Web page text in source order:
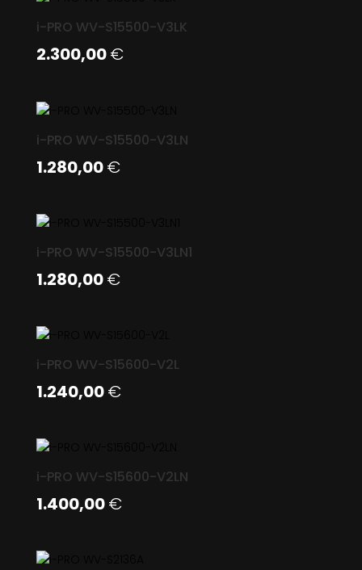
i-PRO WV-S15500-V3LK
2.300,00€
i-PRO WV-S15500-V3LN
1.280,00€
i-PRO WV-S15500-V3LN1
1.280,00€
i-PRO WV-S15600-V2L
1.240,00€
i-PRO WV-S15600-V2LN
1.400,00€